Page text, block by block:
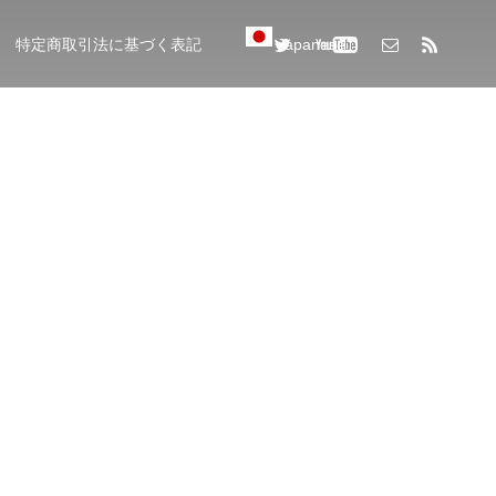
特定商取引法に基づく表記 Japanese